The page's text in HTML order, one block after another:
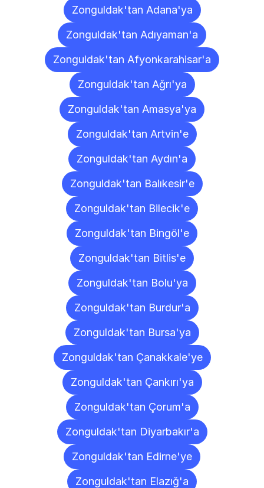
Zonguldak'tan Adana'ya
Zonguldak'tan Adıyaman'a
Zonguldak'tan Afyonkarahisar'a
Zonguldak'tan Ağrı'ya
Zonguldak'tan Amasya'ya
Zonguldak'tan Artvin'e
Zonguldak'tan Aydın'a
Zonguldak'tan Balıkesir'e
Zonguldak'tan Bilecik'e
Zonguldak'tan Bingöl'e
Zonguldak'tan Bitlis'e
Zonguldak'tan Bolu'ya
Zonguldak'tan Burdur'a
Zonguldak'tan Bursa'ya
Zonguldak'tan Çanakkale'ye
Zonguldak'tan Çankırı'ya
Zonguldak'tan Çorum'a
Zonguldak'tan Diyarbakır'a
Zonguldak'tan Edirne'ye
Zonguldak'tan Elazığ'a